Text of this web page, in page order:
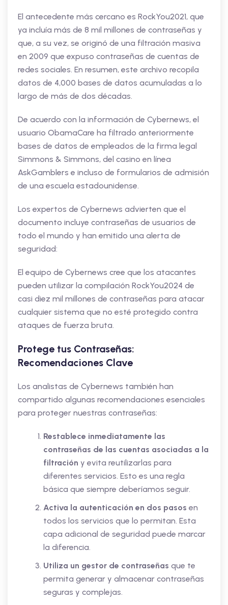
El antecedente más cercano es RockYou2021, que
ya incluía más de 8 mil millones de contraseñas y
que, a su vez, se originó de una filtración masiva
en 2009 que expuso contraseñas de cuentas de
redes sociales. En resumen, este archivo recopila
datos de 4,000 bases de datos acumuladas a lo
largo de más de dos décadas.
De acuerdo con la información de Cybernews, el
usuario ObamaCare ha filtrado anteriormente
bases de datos de empleados de la firma legal
Simmons & Simmons, del casino en línea
AskGamblers e incluso de formularios de admisión
de una escuela estadounidense.
Los expertos de Cybernews advierten que el
documento incluye contraseñas de usuarios de
todo el mundo y han emitido una alerta de
seguridad:
El equipo de Cybernews cree que los atacantes
pueden utilizar la compilación RockYou2024 de
casi diez mil millones de contraseñas para atacar
cualquier sistema que no esté protegido contra
ataques de fuerza bruta.
Protege tus Contraseñas:
Recomendaciones Clave
Los analistas de Cybernews también han
compartido algunas recomendaciones esenciales
para proteger nuestras contraseñas:
Restablece inmediatamente las
contraseñas de las cuentas asociadas a la
filtración y evita reutilizarlas para
diferentes servicios. Esto es una regla
básica que siempre deberíamos seguir.
Activa la autenticación en dos pasos en
todos los servicios que lo permitan. Esta
capa adicional de seguridad puede marcar
la diferencia.
Utiliza un gestor de contraseñas que te
permita generar y almacenar contraseñas
seguras y complejas.